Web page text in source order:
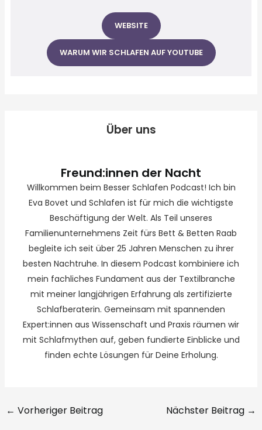
WEBSITE
WARUM WIR SCHLAFEN AUF YOUTUBE
Über uns
Freund:innen der Nacht
Willkommen beim Besser Schlafen Podcast! Ich bin
Eva Bovet und Schlafen ist für mich die wichtigste
Beschäftigung der Welt. Als Teil unseres
Familienunternehmens Zeit fürs Bett & Betten Raab
begleite ich seit über 25 Jahren Menschen zu ihrer
besten Nachtruhe. In diesem Podcast kombiniere ich
mein fachliches Fundament aus der Textilbranche
mit meiner langjährigen Erfahrung als zertifizierte
Schlafberaterin. Gemeinsam mit spannenden
Expert:innen aus Wissenschaft und Praxis räumen wir
mit Schlafmythen auf, geben fundierte Einblicke und
finden echte Lösungen für Deine Erholung.
← Vorheriger Beitrag Nächster Beitrag →